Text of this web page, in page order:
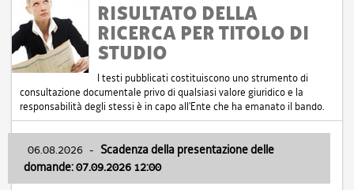
RISULTATO DELLA
RICERCA PER TITOLO DI
STUDIO
I testi pubblicati costituiscono uno strumento di
consultazione documentale privo di qualsiasi valore giuridico e la
responsabilità degli stessi è in capo all'Ente che ha emanato il bando.
06.08.2026 - Scadenza della presentazione delle
domande: 07.09.2026 12:00